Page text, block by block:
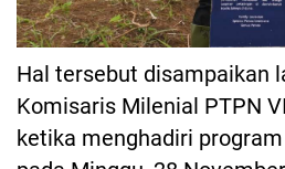
Hal tersebut disampaikan
Komisaris Milenial PTPN
ketika menghadiri